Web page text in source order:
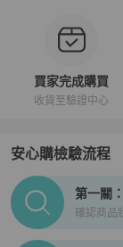
買家完成購買
收貨至驗證中心
安心購檢驗流程
PopChill拍拍圈
第一關
確認商品